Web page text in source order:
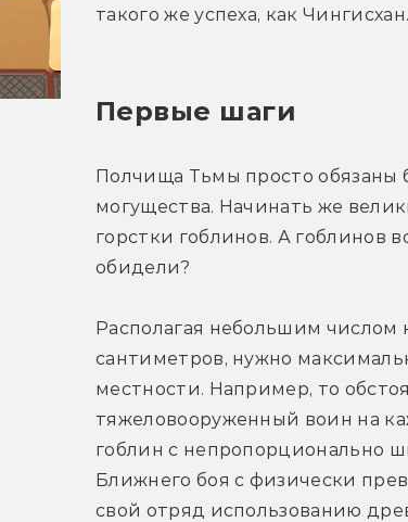
такого же успеха, как Чингисхан.
Первые шаги
Полчища Тьмы просто обязаны
могущества. Начинать же
горстки гоблинов. А гоблинов
обидели?
Располагая небольшим числом
сантиметров, нужно
местности. Например, то
тяжеловооруженный воин на
гоблин с непропорционально
Ближнего боя с физически
свой отряд использованию